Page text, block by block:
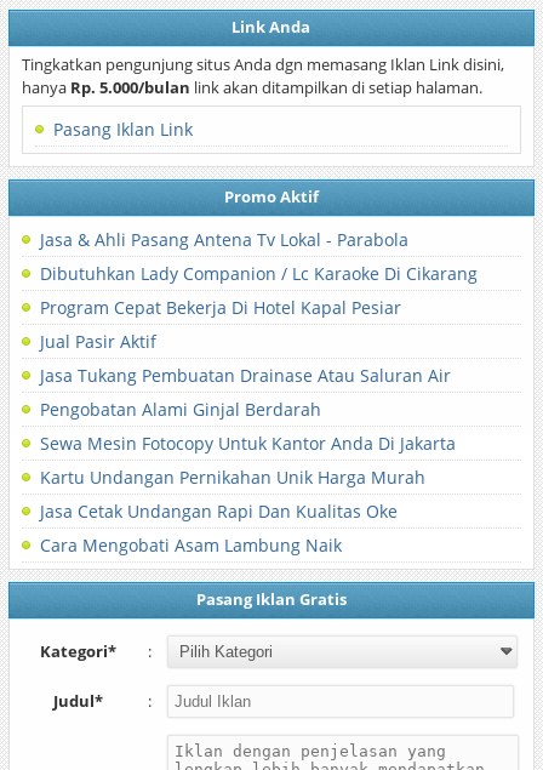
Link Anda
Tingkatkan pengunjung situs Anda dgn memasang Iklan Link disini,
hanya Rp. 5.000/bulan link akan ditampilkan di setiap halaman.
Pasang Iklan Link
Promo Aktif
Jasa & Ahli Pasang Antena Tv Lokal - Parabola
Dibutuhkan Lady Companion / Lc Karaoke Di Cikarang
Program Cepat Bekerja Di Hotel Kapal Pesiar
Jual Pasir Aktif
Jasa Tukang Pembuatan Drainase Atau Saluran Air
Pengobatan Alami Ginjal Berdarah
Sewa Mesin Fotocopy Untuk Kantor Anda Di Jakarta
Kartu Undangan Pernikahan Unik Harga Murah
Jasa Cetak Undangan Rapi Dan Kualitas Oke
Cara Mengobati Asam Lambung Naik
Pasang Iklan Gratis
Kategori* :
Judul* :